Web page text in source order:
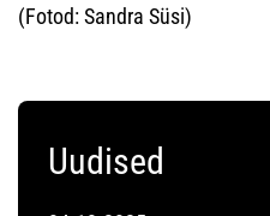
(Fotod: Sandra Süsi)
Uudised